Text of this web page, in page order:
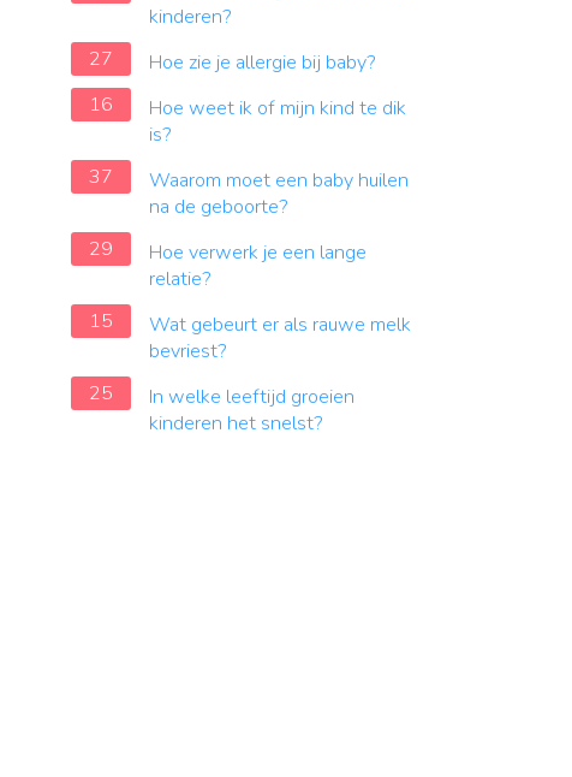
kinderen?
27
Hoe zie je allergie bij baby?
16
Hoe weet ik of mijn kind te dik
is?
37
Waarom moet een baby huilen
na de geboorte?
29
Hoe verwerk je een lange
relatie?
15
Wat gebeurt er als rauwe melk
bevriest?
25
In welke leeftijd groeien
kinderen het snelst?